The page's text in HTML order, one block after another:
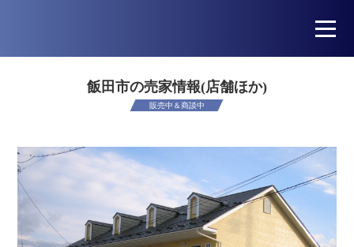
販売中＆商談中
飯田市の売家情報(店舗ほか)